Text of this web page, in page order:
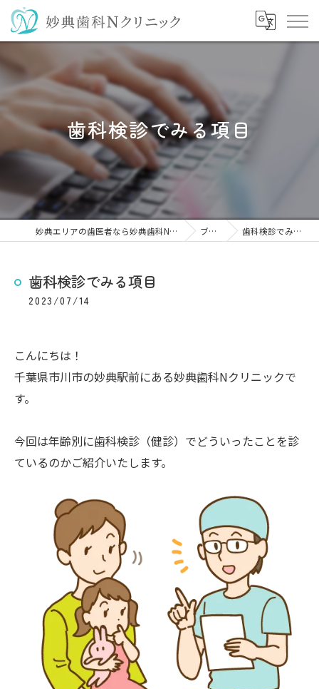
歯科検診でみる項目
妙典エリアの歯医者なら妙典歯科Nクリニック ブログ 歯科検診でみる項目
歯科検診でみる項目
2023/07/14
こんにちは！
千葉県市川市の妙典駅前にある妙典歯科Nクリニックで
す。
今回は年齢別に歯科検診（健診）でどういったことを診
ているのかご紹介いたします。